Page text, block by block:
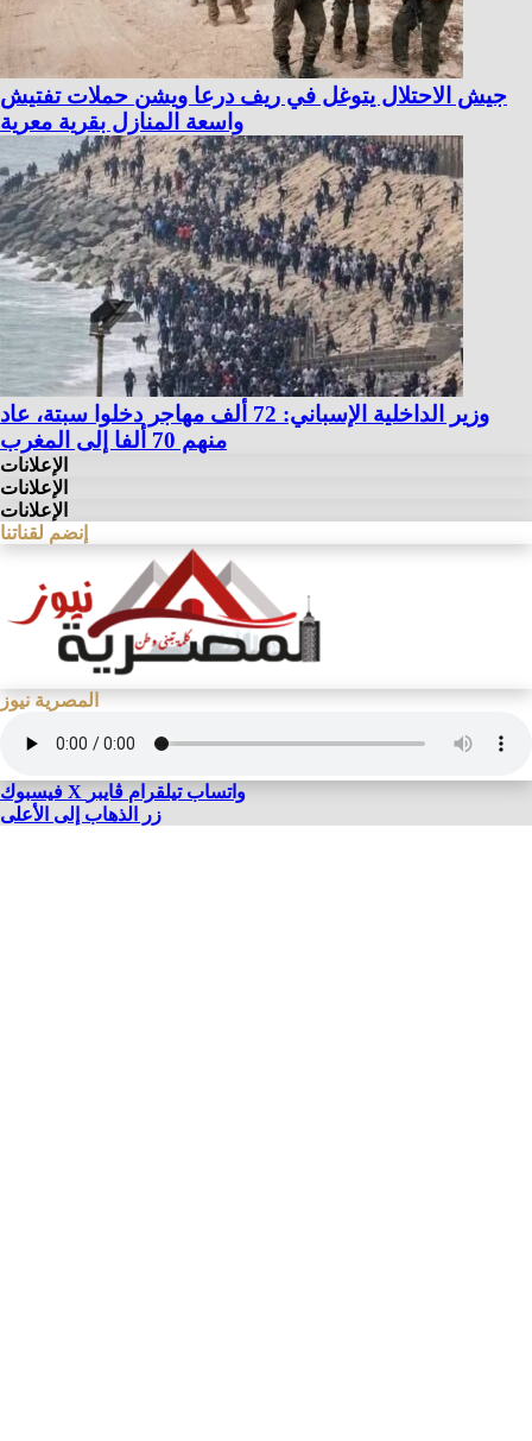
جيش الاحتلال يتوغل في ريف درعا ويشن حملات تفتيش
واسعة المنازل بقرية معرية
وزير الداخلية الإسباني: 72 ألف مهاجر دخلوا سبتة، عاد
منهم 70 ألفا إلى المغرب
الإعلانات
الإعلانات
الإعلانات
إنضم لقناتنا
المصرية نيوز
فيسبوك X واتساب تيلقرام ڤايبر
زر الذهاب إلى الأعلى